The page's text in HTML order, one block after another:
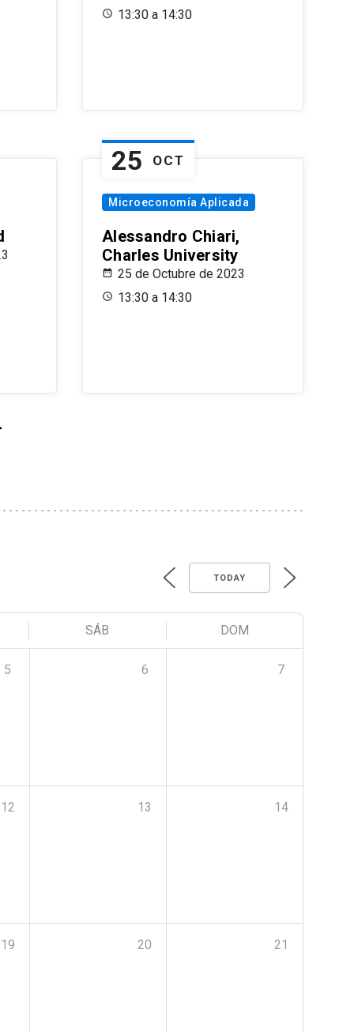
13:30 a 14:30
25 OCT
Microeconomía Aplicada
Alessandro Chiari,
Charles University
25 de Octubre de 2023
13:30 a 14:30
TODAY
SÁB DOM
5 6 7
12 13 14
19 20 21